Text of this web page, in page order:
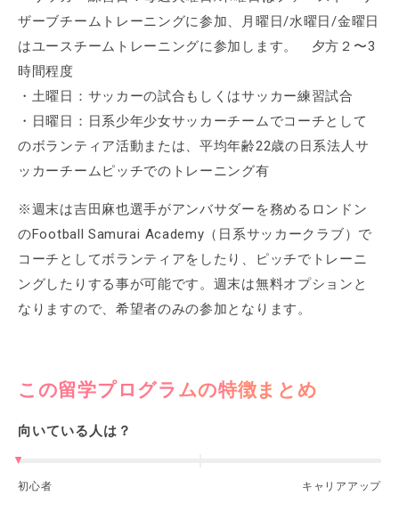
ザーブチームトレーニングに参加、月曜日/水曜日/金曜日
はユースチームトレーニングに参加します。 夕方２〜3
時間程度
・土曜日：サッカーの試合もしくはサッカー練習試合
・日曜日：日系少年少女サッカーチームでコーチとして
のボランティア活動または、平均年齢22歳の日系法人サ
ッカーチームピッチでのトレーニング有
※週末は吉田麻也選手がアンバサダーを務めるロンドン
のFootball Samurai Academy（日系サッカークラブ）で
コーチとしてボランティアをしたり、ピッチでトレーニ
ングしたりする事が可能です。週末は無料オプションと
なりますので、希望者のみの参加となります。
この留学プログラムの特徴まとめ
向いている人は？
初心者 キャリアアップ